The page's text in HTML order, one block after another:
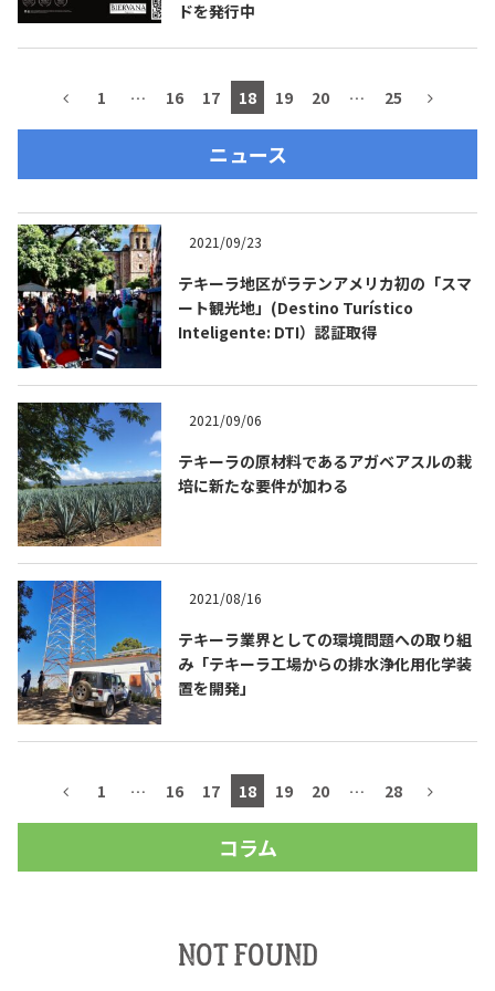
ドを発行中
1 … 16 17 18 19 20 … 25
ニュース
2021/09/23
テキーラ地区がラテンアメリカ初の「スマ
ート観光地」(Destino Turístico
Inteligente: DTI）認証取得
2021/09/06
テキーラの原材料であるアガベアスルの栽
培に新たな要件が加わる
2021/08/16
テキーラ業界としての環境問題への取り組
み「テキーラ工場からの排水浄化用化学装
置を開発」
1 … 16 17 18 19 20 … 28
コラム
NOT FOUND